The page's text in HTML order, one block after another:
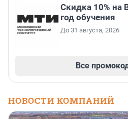
Скидка 10% на
год обучения
До 31 августа, 2026
Все
НОВОСТИ КОМПАНИЙ